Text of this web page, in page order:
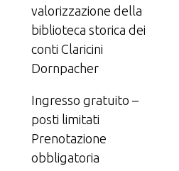
valorizzazione della
biblioteca storica dei
conti Claricini
Dornpacher
Ingresso gratuito –
posti limitati
Prenotazione
obbligatoria